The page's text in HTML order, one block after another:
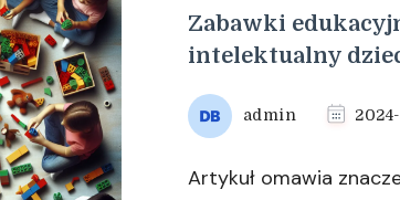
Zabawki
intelektualny
admin
Artykuł omawia